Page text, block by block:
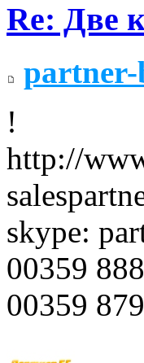
Re: Две
!
http://
skype:
00359
00359